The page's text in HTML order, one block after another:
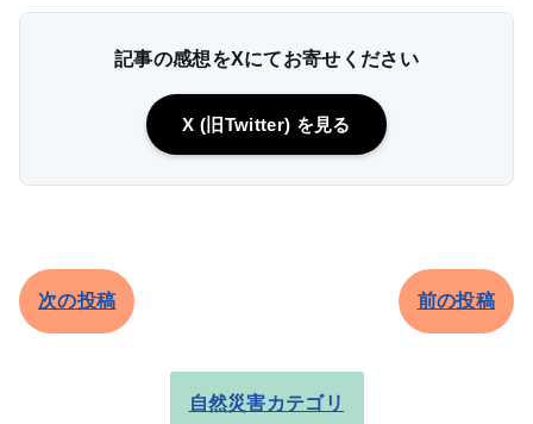
記事の感想をXにてお寄せください
X (旧Twitter) を見る
次の投稿 前の投稿
自然災害カテゴリ